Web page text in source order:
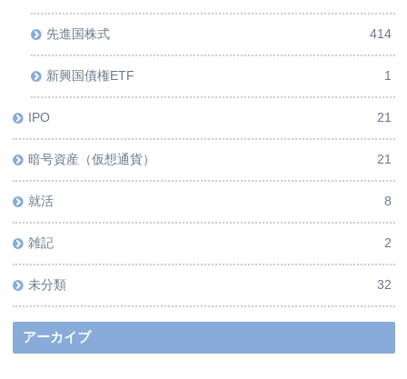
先進国株式 414
新興国債権ETF 1
IPO 21
暗号資産（仮想通貨） 21
就活 8
雑記 2
未分類 32
アーカイブ